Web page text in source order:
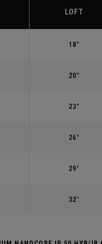
LOFT
18°
20°
23°
26°
29°
32°